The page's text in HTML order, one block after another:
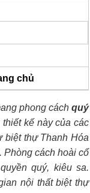
chủ
phong cáchquý
kế này của các
biệt thự Thanh Hóa
Phòng cách hoài cổ
quý, kiêu sa.
nội thất biệt thự